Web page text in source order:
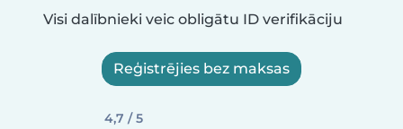
Visi dalībnieki veic obligātu ID verifikāciju
Reģistrējies bez maksas
4,7 / 5